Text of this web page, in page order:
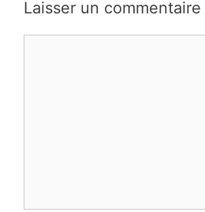
Laisser un commentaire